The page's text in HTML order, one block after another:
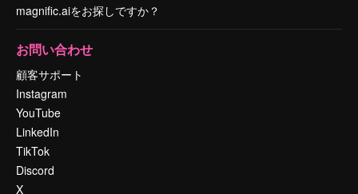
magnific.aiをお探しですか？
お問い合わせ
顧客サポート
Instagram
YouTube
LinkedIn
TikTok
Discord
X